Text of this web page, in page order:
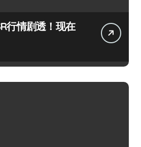
行情剧透！现在